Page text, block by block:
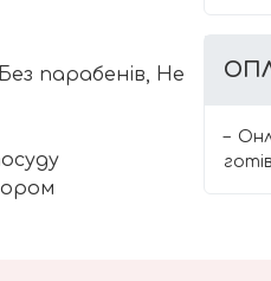
парабенів, Не